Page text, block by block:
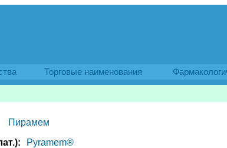
Торговые наименования
Пирамем
Pyramem®